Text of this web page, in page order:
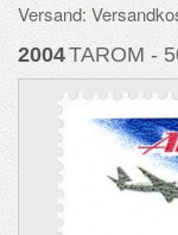
Versand:
2004TAROM -